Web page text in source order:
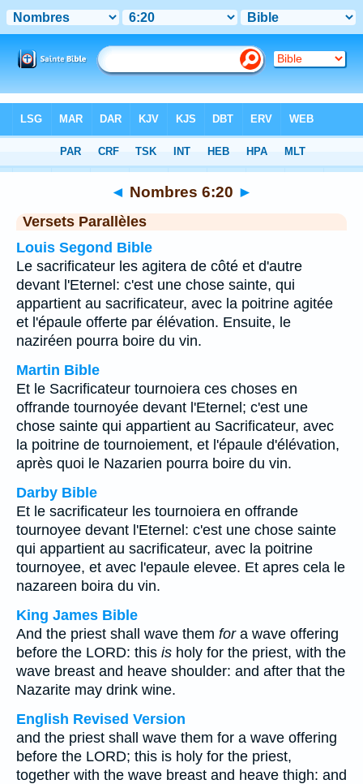
Chapitre 6 > Verset 20
◄ Nombres 6:20 ►
Versets Parallèles
Louis Segond Bible
Le sacrificateur les agitera de côté et d'autre
devant l'Eternel: c'est une chose sainte, qui
appartient au sacrificateur, avec la poitrine agitée
et l'épaule offerte par élévation. Ensuite, le
naziréen pourra boire du vin.
Martin Bible
Et le Sacrificateur tournoiera ces choses en
offrande tournoyée devant l'Eternel; c'est une
chose sainte qui appartient au Sacrificateur, avec
la poitrine de tournoiement, et l'épaule d'élévation,
après quoi le Nazarien pourra boire du vin.
Darby Bible
Et le sacrificateur les tournoiera en offrande
tournoyee devant l'Eternel: c'est une chose sainte
qui appartient au sacrificateur, avec la poitrine
tournoyee, et avec l'epaule elevee. Et apres cela le
nazareen boira du vin.
King James Bible
And the priest shall wave them fora wave offering
before the LORD: this is holy for the priest, with the
wave breast and heave shoulder: and after that the
Nazarite may drink wine.
English Revised Version
and the priest shall wave them for a wave offering
before the LORD; this is holy for the priest,
together with the wave breast and heave thigh: and